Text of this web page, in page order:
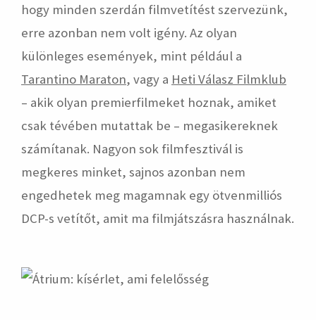
hogy minden szerdán filmvetítést szervezünk,
erre azonban nem volt igény. Az olyan
különleges események, mint például a
Tarantino Maraton, vagy a Heti Válasz Filmklub
– akik olyan premierfilmeket hoznak, amiket
csak tévében mutattak be – megasikereknek
számítanak. Nagyon sok filmfesztivál is
megkeres minket, sajnos azonban nem
engedhetek meg magamnak egy ötvenmilliós
DCP-s vetítőt, amit ma filmjátszásra használnak.